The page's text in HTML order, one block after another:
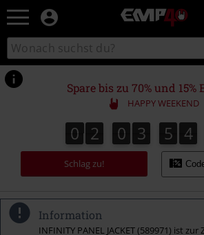
EMP
Merchandise
-
Shop
Rock
&
Katalog
durchsuchen
Spare bis zu 70% und 15%
HAPPY WEEKEND
0
0 2
2 0
0 3
3 5
5 4
4
Schlag zu!
Information
INFINITY PANEL JACKET (589971) ist